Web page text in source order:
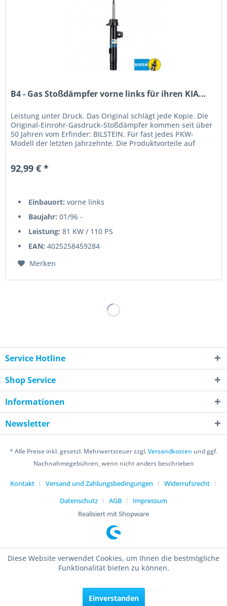
B4 - Gas Stoßdämpfer vorne links für ihren KIA...
Leistung unter Druck. Das Original schlägt jede Kopie. Die
Original-Einrohr-Gasdruck-Stoßdämpfer kommen seit über
50 Jahren vom Erfinder: BILSTEIN. Für fast jedes PKW-
Modell der letzten Jahrzehnte. Die Produktvorteile auf
92,99 € *
Einbauort: vorne links
Baujahr: 01/96 -
Leistung: 81 KW / 110 PS
EAN: 4025258459284
Merken
Service Hotline
Shop Service
Informationen
Newsletter
* Alle Preise inkl. gesetzl. Mehrwertsteuer zzgl.Versandkosten und ggf.
Nachnahmegebühren, wenn nicht anders beschrieben
Kontakt Versand und Zahlungsbedingungen
Widerrufsrecht
Datenschutz
AGB
Impressum
Realisiert mit Shopware
Diese Website verwendet Cookies, um Ihnen die bestmögliche
Funktionalität bieten zu können.
Einverstanden